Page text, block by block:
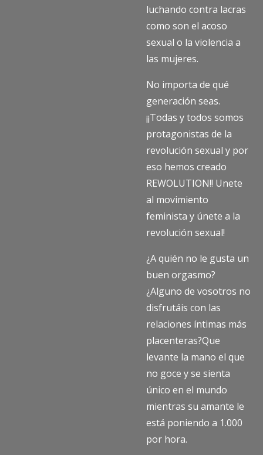
luchando contra lacras
como son el acoso
sexual o la violencia a
las mujeres.
No importa de qué
generación seas.
¡¡Todas y todos somos
protagonistas de la
revolución sexual y por
eso hemos creado
REWOLUTION!! Unete
al movimiento
feminista y únete a la
revolución sexual!
¿A quién no le gusta un
buen orgasmo?
¿Alguno de vosotros no
disfrutáis con las
relaciones íntimas más
placenteras?Que
levante la mano el que
no goce y se sienta
único en el mundo
mientras su amante le
está poniendo a 1.000
por hora.